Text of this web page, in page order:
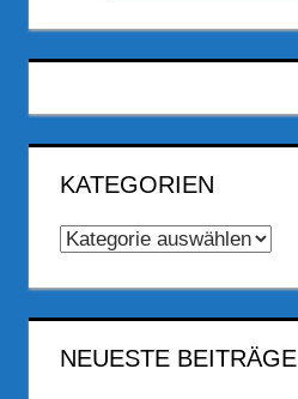
KATEGORIEN
Kategorien
NEUESTE BEITRÄGE